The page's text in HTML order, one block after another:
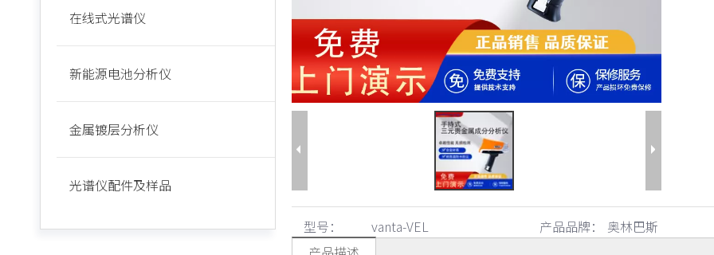
在线式光谱仪
新能源电池分析仪
金属镀层分析仪
光谱仪配件及样品
型号： vanta-VEL 产品品牌：
奥林巴斯